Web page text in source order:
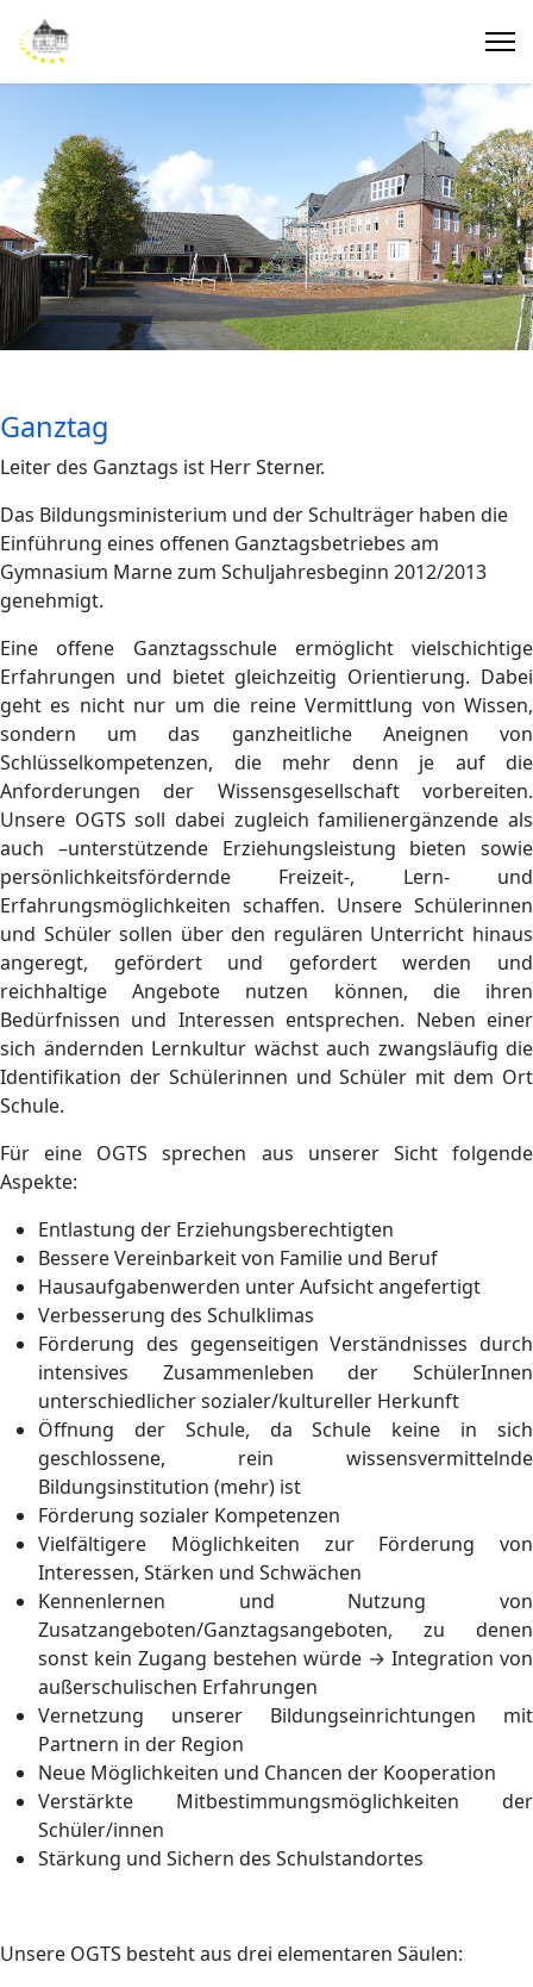
Ganztag
Leiter des Ganztags ist Herr Sterner.
Das Bildungsministerium und der Schulträger haben die
Einführung eines offenen Ganztagsbetriebes am
Gymnasium Marne zum Schuljahresbeginn 2012/2013
genehmigt.
Eine offene Ganztagsschule ermöglicht vielschichtige
Erfahrungen und bietet gleichzeitig Orientierung. Dabei
geht es nicht nur um die reine Vermittlung von Wissen,
sondern um das ganzheitliche Aneignen von
Schlüsselkompetenzen, die mehr denn je auf die
Anforderungen der Wissensgesellschaft vorbereiten.
Unsere OGTS soll dabei zugleich familienergänzende als
auch –unterstützende Erziehungsleistung bieten sowie
persönlichkeitsfördernde Freizeit-, Lern- und
Erfahrungsmöglichkeiten schaffen. Unsere Schülerinnen
und Schüler sollen über den regulären Unterricht hinaus
angeregt, gefördert und gefordert werden und
reichhaltige Angebote nutzen können, die ihren
Bedürfnissen und Interessen entsprechen. Neben einer
sich ändernden Lernkultur wächst auch zwangsläufig die
Identifikation der Schülerinnen und Schüler mit dem Ort
Schule.
Für eine OGTS sprechen aus unserer Sicht folgende
Aspekte:
Entlastung der Erziehungsberechtigten
Bessere Vereinbarkeit von Familie und Beruf
Hausaufgabenwerden unter Aufsicht angefertigt
Verbesserung des Schulklimas
Förderung des gegenseitigen Verständnisses durch
intensives Zusammenleben der SchülerInnen
unterschiedlicher sozialer/kultureller Herkunft
Öffnung der Schule, da Schule keine in sich
geschlossene, rein wissensvermittelnde
Bildungsinstitution (mehr) ist
Förderung sozialer Kompetenzen
Vielfältigere Möglichkeiten zur Förderung von
Interessen, Stärken und Schwächen
Kennenlernen und Nutzung von
Zusatzangeboten/Ganztagsangeboten, zu denen
sonst kein Zugang bestehen würde → Integration von
außerschulischen Erfahrungen
Vernetzung unserer Bildungseinrichtungen mit
Partnern in der Region
Neue Möglichkeiten und Chancen der Kooperation
Verstärkte Mitbestimmungsmöglichkeiten der
Schüler/innen
Stärkung und Sichern des Schulstandortes
Unsere OGTS besteht aus drei elementaren Säulen: